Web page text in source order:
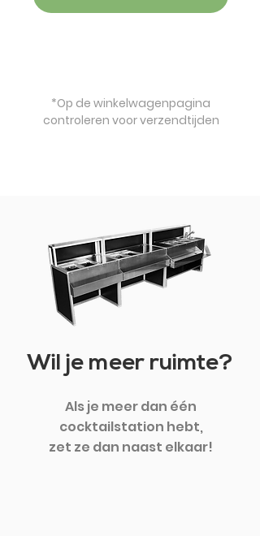
*Op de winkelwagenpagina
controleren voor verzendtijden
Wil je meer ruimte?
Als je meer dan één
cocktailstation hebt,
zet ze dan naast elkaar!